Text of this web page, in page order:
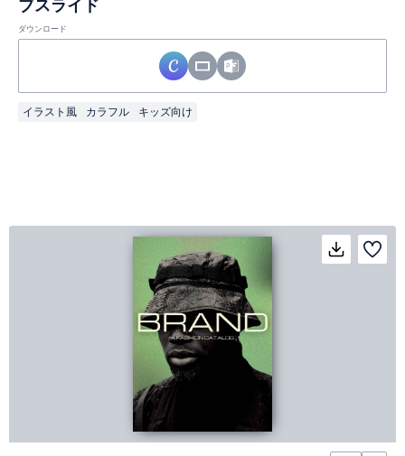
ブスライド
ダウンロード
イラスト風 カラフル キッズ向け